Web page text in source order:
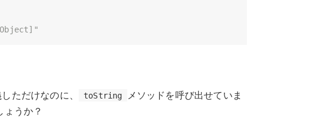
ただけなのに、 toString
メソッドを呼び出せていま
うか？